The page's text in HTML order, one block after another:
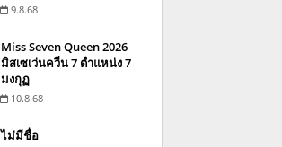
9.8.68
Miss Seven Queen 2026
มิสเซเว่นควีน 7 ตำแหน่ง 7
มงกุฏ
10.8.68
ไม่มีชื่อ